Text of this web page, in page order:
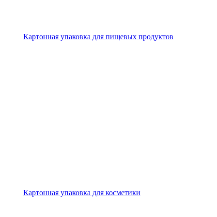
Картонная упаковка для пищевых продуктов
Картонная упаковка для косметики